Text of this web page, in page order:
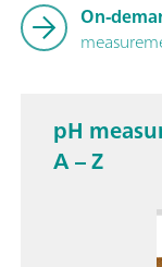
On-
pH
A – Z